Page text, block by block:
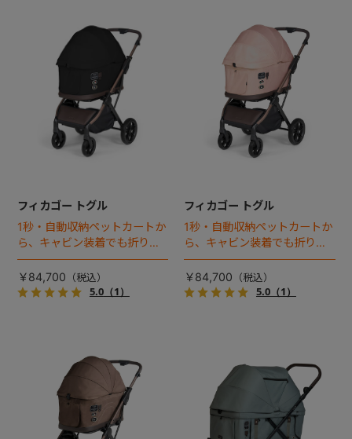
フィカゴー トグル
1秒・自動収納ペットカートか
ら、キャビン装着でも折りた
ためるモデルが登場！
￥84,700
5.0（1）
フィカゴー トグル
1秒・自動収納ペットカートか
ら、キャビン装着でも折りた
ためるモデルが登場！
￥84,700
5.0（1）